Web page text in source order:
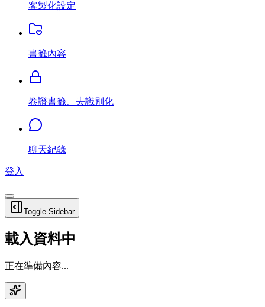
客製化設定
書籤內容
卷證書籤、去識別化
聊天紀錄
登入
Toggle Sidebar
載入資料中
正在準備內容...